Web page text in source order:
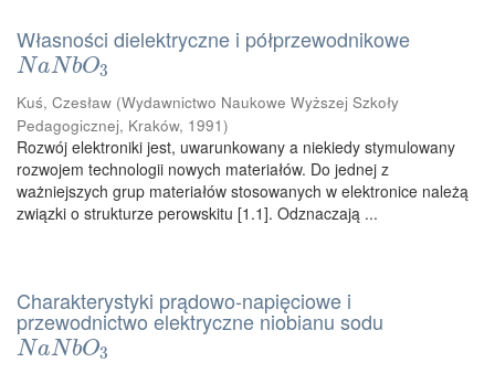
Własności dielektryczne i półprzewodnikowe
NaNbO3
NaNbO3
Kuś, Czesław (Wydawnictwo Naukowe Wyższej Szkoły
Pedagogicznej, Kraków, 1991)
Rozwój elektroniki jest, uwarunkowany a niekiedy stymulowany
rozwojem technologii nowych materiałów. Do jednej z
ważniejszych grup materiałów stosowanych w elektronice należą
związki o strukturze perowskitu [1.1]. Odznaczają ...
Charakterystyki prądowo-napięciowe i
przewodnictwo elektryczne niobianu sodu
NaNbO3
NaNbO3